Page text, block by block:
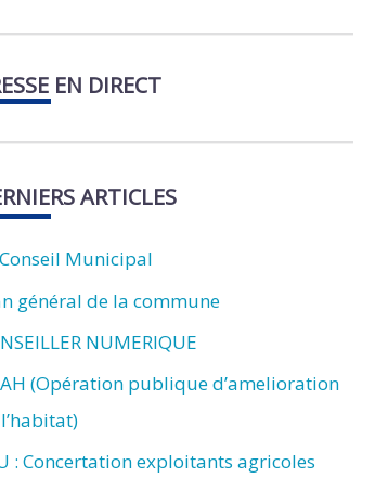
EN DIRECT
ARTICLES
Municipal
général de la commune
NUMERIQUE
(Opération publique d’amelioration
: Concertation exploitants agricoles